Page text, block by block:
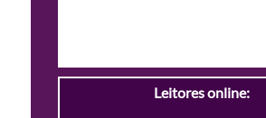
Leitores online: